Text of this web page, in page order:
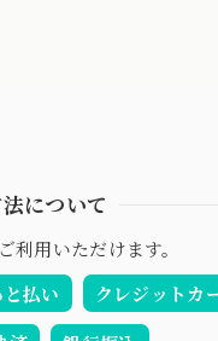
について
利用いただけます。
払い
クレジットカ